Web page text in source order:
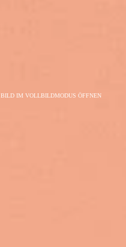
BILD IM VOLLBILDMODUS ÖFFNEN